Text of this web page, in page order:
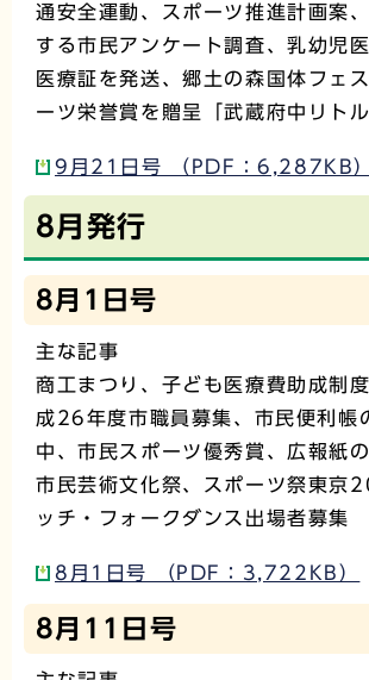
通安全運動、スポーツ推進計画案
する市民アンケート調査、乳幼児
医療証を発送、郷土の森国体フェ
ーツ栄誉賞を贈呈「武蔵府中リトル
9月21日号 （PDF：6,287KB）
8月発行
8月1日号
主な記事
商工まつり、子ども医療費助成制
成26年度市職員募集、市民便利帳
中、市民スポーツ優秀賞、広報紙
市民芸術文化祭、スポーツ祭東京
ッチ・フォークダンス出場者募集
8月1日号 （PDF：3,722KB）
8月11日号